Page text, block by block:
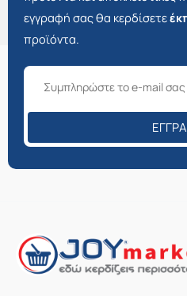
εγγραφή σας θα κερδίσετε
προϊόντα.